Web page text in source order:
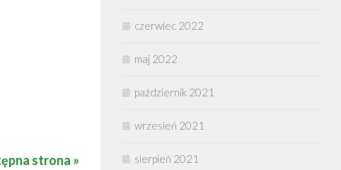
strona »
czerwiec 2022
maj 2022
październik 2021
wrzesień 2021
sierpień 2021